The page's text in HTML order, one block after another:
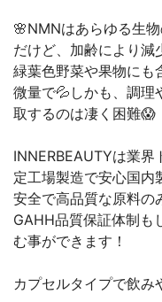
🌸NMNはあらゆる生
だけど、加齢により減
緑葉色野菜や果物にも
微量で💦しかも、調理
取するのは凄く困難😱
INNERBEAUTYは業
定工場製造で安心国内
安全で高品質な原料の
GAHH品質保証体制も
む事ができます！
カプセルタイプで飲み